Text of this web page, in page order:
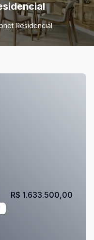
Residencial
R$ 1.633.500,00